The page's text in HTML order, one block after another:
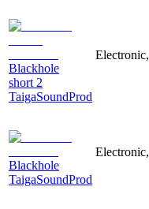
Blackhole
short 2
TaigaSoundProd
Blackhole
TaigaSoundProd